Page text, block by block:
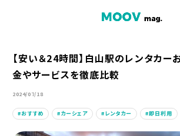
ホーム
【安い＆24時間】白山駅のレンタカー
金やサービスを徹底比較
2024/07/18
おすすめ カーシェア レンタカー 即日利用